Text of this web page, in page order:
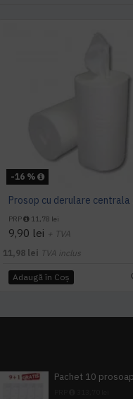
-16 %
PRP 11,78 lei
9,90 lei + TVA
11,98 lei TVA inclus
Adaugă în Coş